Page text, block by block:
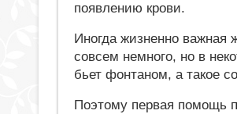
появлению крови.
Иногда жизненно важная
совсем немного, но в
бьет фонтаном, а такое
Поэтому первая помощь